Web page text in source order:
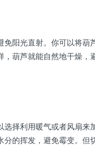
阳光直射。你可以将葫
葫芦就能自然地干燥，
择利用暖气或者风扇来
的挥发，避免霉变。但